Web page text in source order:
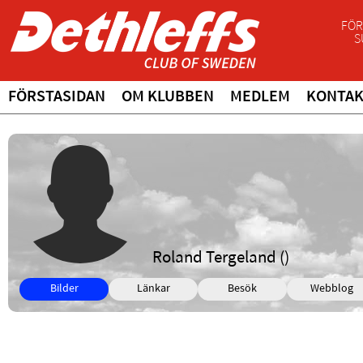
FÖRSTASIDAN OM KLUBBEN MEDLEM
Roland Tergeland ()
Bilder Länkar Besök Webblog